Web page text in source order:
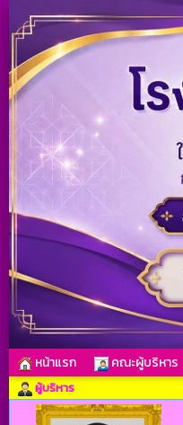
หน้าแรก คณะผู้บริหาร
ผู้บริหาร